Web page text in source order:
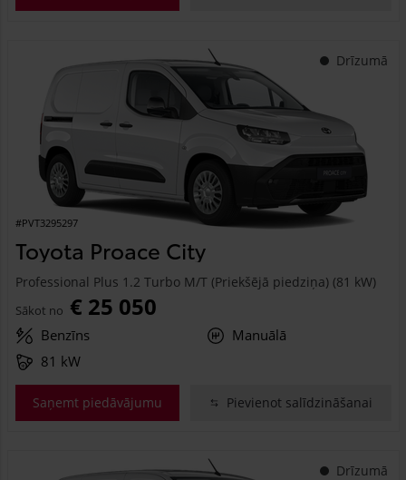
Drīzumā
#PVT3295297
Toyota Proace City
Professional Plus 1.2 Turbo M/T (Priekšējā piedziņa) (81 kW)
Sākot no € 25 050
Benzīns
Manuālā
81 kW
Saņemt piedāvājumu Pievienot salīdzināšanai
Drīzumā